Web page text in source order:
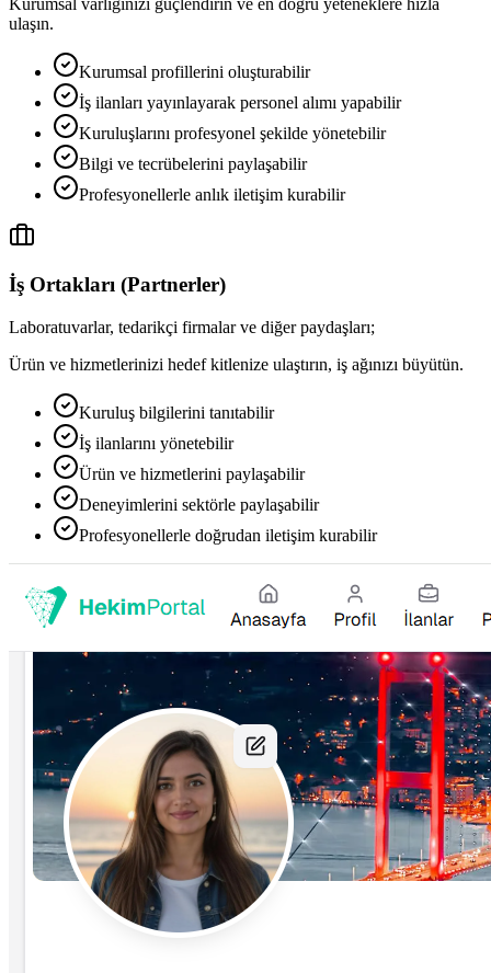
ulaşın.
Kurumsal profillerini oluşturabilir
İş ilanları yayınlayarak personel alımı yapabilir
Kuruluşlarını profesyonel şekilde yönetebilir
Bilgi ve tecrübelerini paylaşabilir
Profesyonellerle anlık iletişim kurabilir
İş Ortakları (Partnerler)
Laboratuvarlar, tedarikçi firmalar ve diğer paydaşları;
Ürün ve hizmetlerinizi hedef kitlenize ulaştırın, iş ağınızı büyütün.
Kuruluş bilgilerini tanıtabilir
İş ilanlarını yönetebilir
Ürün ve hizmetlerini paylaşabilir
Deneyimlerini sektörle paylaşabilir
Profesyonellerle doğrudan iletişim kurabilir